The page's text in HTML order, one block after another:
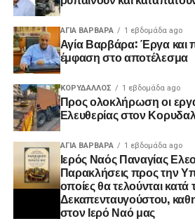
ΑΓΙΑ ΒΑΡΒΑΡΑ 1 εβδομάδα ago
Αγία Βαρβάρα: Έργα και
έμφαση στο αποτέλεσμα
ΚΟΡΥΔΑΛΛΟΣ 1 εβδομάδα ago
Προς ολοκλήρωση οι
Ελευθερίας στον
ΑΓΙΑ ΒΑΡΒΑΡΑ 1 εβδομάδα ago
Ιερός Ναός Παναγίας
Παρακλήσεις προς την
οποίες θα τελούνται
Δεκαπενταυγούστου,
στον Ιερό Ναό μας